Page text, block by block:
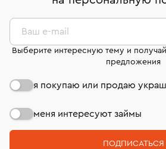
дней на возврат. Детальные
комиссионных украшений и
странице«Возврат украшений»
сертификаты МГУ и других
лабораторий
Ваш e-mail
Выберите интересную тему и
предложения
я покупаю или продаю
меня интересуют займы
ПОДПИСАТЬСЯ